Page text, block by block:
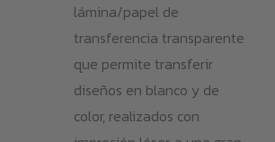
lámina/papel de
transferencia transparente
que permite transferir
diseños en blanco y de
color, realizados con